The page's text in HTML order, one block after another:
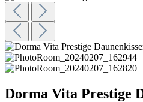
Dorma Vita Prestige